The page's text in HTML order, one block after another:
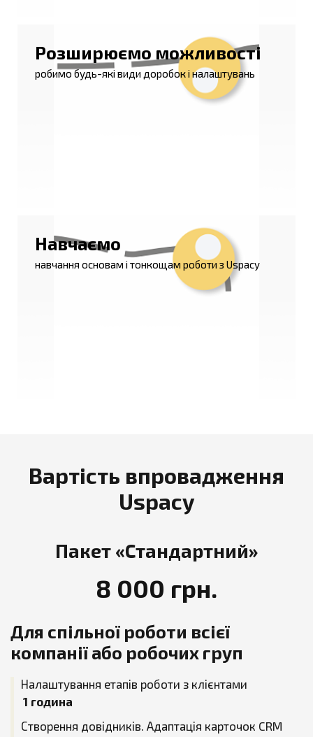
Розширюємо можливості
робимо будь-які види доробок і налаштувань
Навчаємо
навчання основам і тонкощам роботи з Uspacy
Вартість впровадження
Uspacy
Пакет «Стандартний»
8 000 грн.
Для спільної роботи всієї
компанії або робочих груп
Налаштування етапів роботи з клієнтами
1 година
Створення довідників. Адаптація карточок CRM